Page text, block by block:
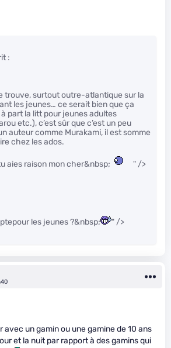
:
trouve, surtout outre-atlantique sur la
les jeunes… ce serait bien que ça
part la litt pour jeunes adultes
etc.), c’est sûr que c’est un peu
auteur comme Murakami, il est somme
chez les ados.
aies raison mon cher&nbsp; " />
les jeunes ?&nbsp; " />
avec un gamin ou une gamine de 10 ans
et la nuit par rapport à des gamins qui